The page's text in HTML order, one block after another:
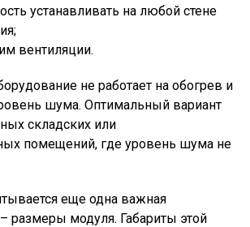
устанавливать на любой стене
вентиляции.
не работает на обогрев и
шума. Оптимальный вариант
складских или
помещений, где уровень шума не
еще одна важная
– размеры модуля. Габариты этой